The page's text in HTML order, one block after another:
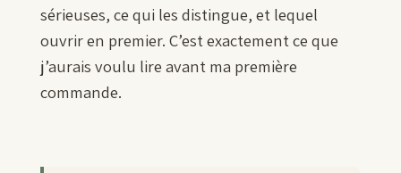
sérieuses, ce qui les distingue, et lequel
ouvrir en premier. C’est exactement ce que
j’aurais voulu lire avant ma première
commande.